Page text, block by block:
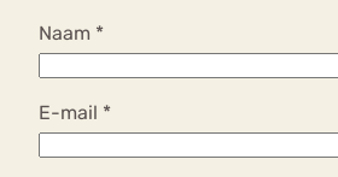
Naam *
E-mail *